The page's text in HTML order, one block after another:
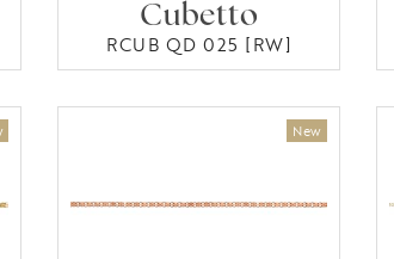
Cubetto
RCUB QD 025 [RW]